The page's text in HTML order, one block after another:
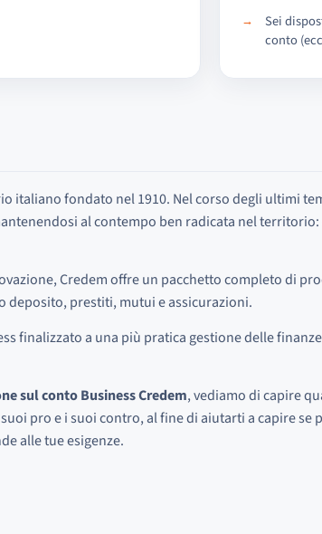
Sei
conto
italiano fondato nel 1910. Nel corso degli ultimi
al contempo ben radicata nel
Credem offre un pacchetto completo di
deposito, prestiti, mutui e assicurazioni.
finalizzato a una più pratica gestione delle
sul conto Business Credem, vediamo di capire
pro e i suoi contro, al fine di aiutarti a capire se
alle tue esigenze.